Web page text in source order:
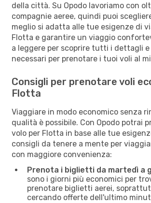
della città. Su Opodo lavoriamo con
compagnie aeree, quindi puoi
meglio si adatta alle tue esigenze di
Flotta e garantire un viaggio
a leggere per scoprire tutti i dettagli
necessari per prenotare i tuoi voli al
Consigli per prenotare voli
Flotta
Viaggiare in modo economico senza
qualità è possibile. Con Opodo potrai
volo per Flotta in base alle tue
consigli da tenere a mente per
con maggiore convenienza:
Prenota i biglietti da martedì a
sono i giorni più economici per
prenotare biglietti aerei,
cercando offerte dell'ultimo